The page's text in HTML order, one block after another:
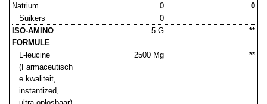
Natrium
0
0
Suikers
0
ISO-AMINO
FORMULE
5 G **
L-leucine
(Farmaceutisch
e kwaliteit,
instantized,
2500 Mg **